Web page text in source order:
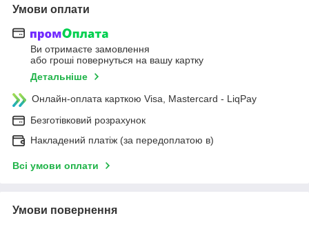
Умови оплати
Ви отримаєте замовлення
або гроші повернуться на вашу картку
Детальніше
Онлайн-оплата карткою Visa, Mastercard - LiqPay
Безготівковий розрахунок
Накладений платіж (за передоплатою в)
Всі умови оплати
Умови повернення